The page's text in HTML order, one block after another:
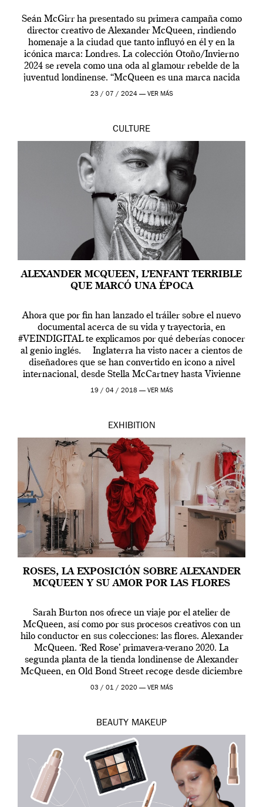
Seán McGirr ha presentado su primera campaña como
director creativo de Alexander McQueen, rindiendo
homenaje a la ciudad que tanto influyó en él y en la
icónica marca: Londres. La colección Otoño/Invierno
2024 se revela como una oda al glamour rebelde de la
juventud londinense. “McQueen es una marca nacida
en Londres y siempre ha […]
23 / 07 / 2024 — VER MÁS
CULTURE
ALEXANDER MCQUEEN, L’ENFANT TERRIBLE
QUE MARCÓ UNA ÉPOCA
Ahora que por fin han lanzado el tráiler sobre el nuevo
documental acerca de su vida y trayectoria, en
#VEINDIGITAL te explicamos por qué deberías conocer
al genio inglés. Inglaterra ha visto nacer a cientos de
diseñadores que se han convertido en icono a nivel
internacional, desde Stella McCartney hasta Vivienne
Westwood pasando […]
19 / 04 / 2018 — VER MÁS
EXHIBITION
ROSES, LA EXPOSICIÓN SOBRE ALEXANDER
MCQUEEN Y SU AMOR POR LAS FLORES
Sarah Burton nos ofrece un viaje por el atelier de
McQueen, así como por sus procesos creativos con un
hilo conductor en sus colecciones: las flores. Alexander
McQueen. ‘Red Rose’ primavera-verano 2020. La
segunda planta de la tienda londinense de Alexander
McQueen, en Old Bond Street recoge desde diciembre
de 2019 hasta final de abril […]
03 / 01 / 2020 — VER MÁS
BEAUTY MAKEUP